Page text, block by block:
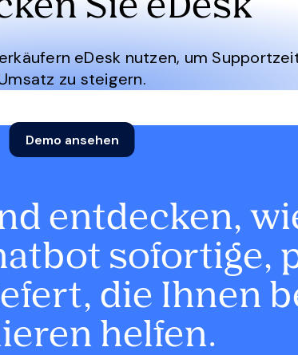
Sie eDesk
eDesk nutzen, um
zu steigern.
Demo ansehen
entdecken,
sofortige,
die Ihnen
helfen.